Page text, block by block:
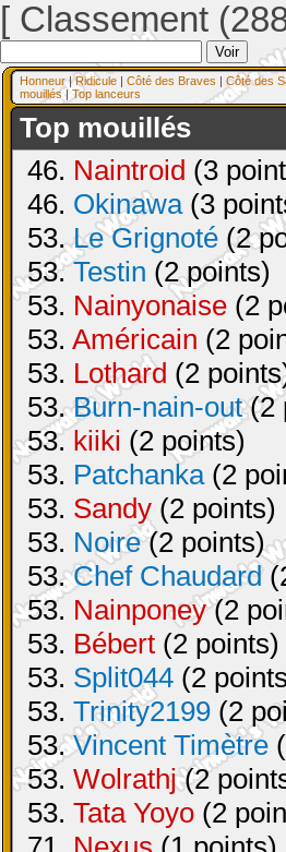
[ Classement
Honneur|Ridicule | Côté des Braves | Côté des
mouillés| Top lanceurs
Top mouillés
46. Naintroid (3
46. Okinawa(3
53.Le Grignoté (2
53.Testin (2 points)
53. Nainyonaise (2
53. Américain (2
53. Lothard (2
53.Burn-nain-out(2
53.kiiki (2 points)
53. Patchanka(2
53. Sandy (2 points)
53. Noire(2 points)
53.Chef Chaudard
53. Nainponey(2
53. Bébert (2 points)
53. Split044 (2
53. Trinity2199 (2
53.Vincent Timètre
53. Wolrathj(2
53. Tata Yoyo (2